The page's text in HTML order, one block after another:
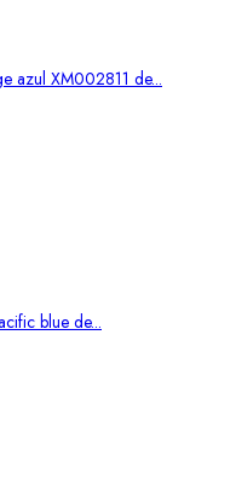
azul XM002811 de...
blue de...